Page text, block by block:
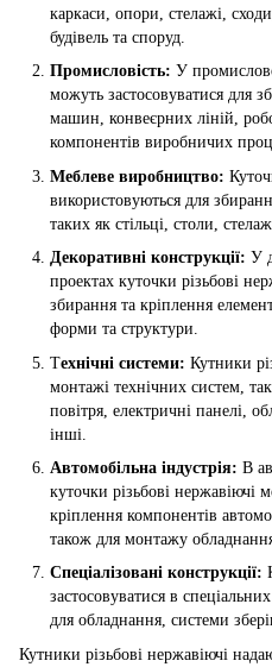
каркаси, опори, стелажі,
будівель та споруд.
Промисловість: У
можуть застосовуватися для
машин, конвеєрних ліній,
компонентів виробничих
Меблеве виробництво:
використовуються для
таких як стільці, столи,
Декоративні конструкції: У
проектах куточки різьбові
збирання та кріплення
форми та структури.
Технічні системи: Кутники
монтажі технічних систем,
повітря, електричні панелі,
інші.
Автомобільна індустрія: В
куточки різьбові нержавіючі
кріплення компонентів
також для монтажу
Спеціалізовані конструкції:
застосовуватися в
для обладнання, системи
Кутники різьбові нержавіючі